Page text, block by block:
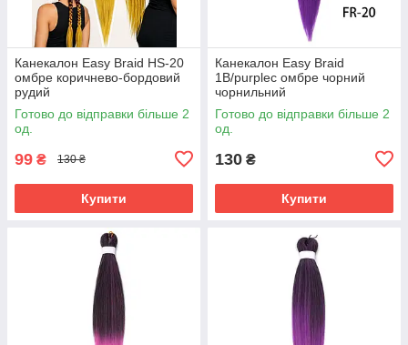
Канекалон Easy Braid HS-20
омбре коричнево-бордовий
рудий
Готово до відправки більше 2
од.
99 ₴ 130 ₴
Купити
Канекалон Easy Braid
1В/purpleс омбре чорний
чорнильний
Готово до відправки більше 2
од.
130 ₴
Купити